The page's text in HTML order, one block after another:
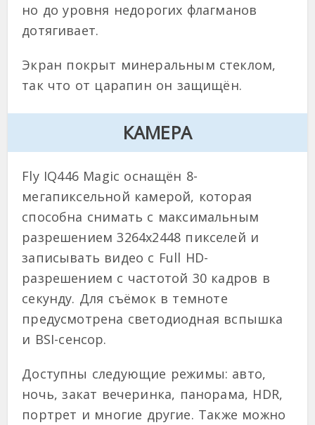
но до уровня недорогих флагманов
дотягивает.
Экран покрыт минеральным стеклом,
так что от царапин он защищён.
КАМЕРА
Fly IQ446 Magic оснащён 8-
мегапиксельной камерой, которая
способна снимать с максимальным
разрешением 3264х2448 пикселей и
записывать видео с Full HD-
разрешением с частотой 30 кадров в
секунду. Для съёмок в темноте
предусмотрена светодиодная вспышка
и BSI-сенсор.
Доступны следующие режимы: авто,
ночь, закат вечеринка, панорама, HDR,
портрет и многие другие. Также можно